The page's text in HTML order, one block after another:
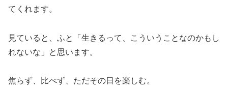
てくれます。
見ていると、ふと「生きるって、こういうことなのかもし
れないな」と思います。
焦らず、比べず、ただその日を楽しむ。